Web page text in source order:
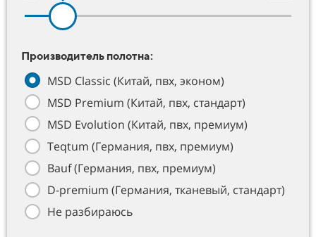
Производитель полотна:
MSD Classic (Китай, пвх, эконом)
MSD Premium (Китай, пвх, стандарт)
MSD Evolution (Китай, пвх, премиум)
Teqtum (Германия, пвх, премиум)
Bauf (Германия, пвх, премиум)
D-premium (Германия, тканевый, стандарт)
Не разбираюсь